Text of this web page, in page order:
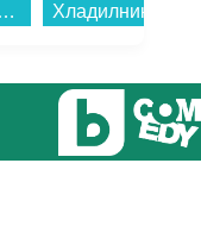
Диспенсър Finlux FWD-2057WS , 500 W...